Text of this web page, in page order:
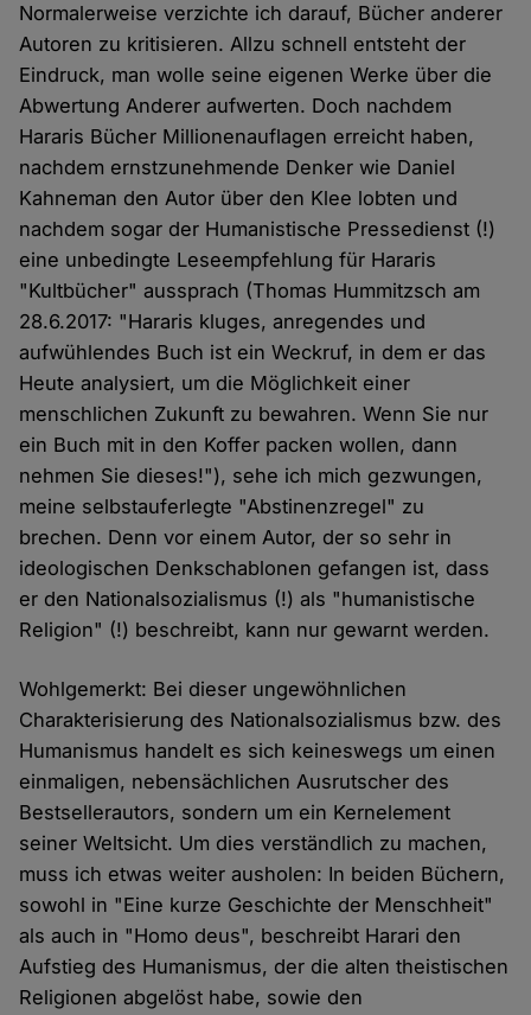
Normalerweise verzichte ich darauf, Bücher anderer
Autoren zu kritisieren. Allzu schnell entsteht der
Eindruck, man wolle seine eigenen Werke über die
Abwertung Anderer aufwerten. Doch nachdem
Hararis Bücher Millionenauflagen erreicht haben,
nachdem ernstzunehmende Denker wie Daniel
Kahneman den Autor über den Klee lobten und
nachdem sogar der Humanistische Pressedienst (!)
eine unbedingte Leseempfehlung für Hararis
"Kultbücher" aussprach (Thomas Hummitzsch am
28.6.2017: "Hararis kluges, anregendes und
aufwühlendes Buch ist ein Weckruf, in dem er das
Heute analysiert, um die Möglichkeit einer
menschlichen Zukunft zu bewahren. Wenn Sie nur
ein Buch mit in den Koffer packen wollen, dann
nehmen Sie dieses!"), sehe ich mich gezwungen,
meine selbstauferlegte "Abstinenzregel" zu
brechen. Denn vor einem Autor, der so sehr in
ideologischen Denkschablonen gefangen ist, dass
er den Nationalsozialismus (!) als "humanistische
Religion" (!) beschreibt, kann nur gewarnt werden.
Wohlgemerkt: Bei dieser ungewöhnlichen
Charakterisierung des Nationalsozialismus bzw. des
Humanismus handelt es sich keineswegs um einen
einmaligen, nebensächlichen Ausrutscher des
Bestsellerautors, sondern um ein Kernelement
seiner Weltsicht. Um dies verständlich zu machen,
muss ich etwas weiter ausholen: In beiden Büchern,
sowohl in "Eine kurze Geschichte der Menschheit"
als auch in "Homo deus", beschreibt Harari den
Aufstieg des Humanismus, der die alten theistischen
Religionen abgelöst habe, sowie den